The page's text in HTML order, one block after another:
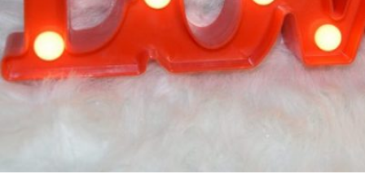
ホテル椿山
TEL.03-
営業時間
11:00〜18:00（土